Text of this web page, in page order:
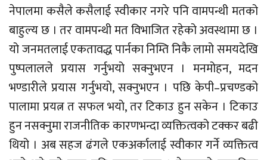
नेपालमा कसैले कसैलाई स्वीकार नगरे पनि वामपन्थी मतको
बाहुल्य छ । तर वामपन्थी मत विभाजित रहेको अवस्थामा छ ।
यो जनमतलाई एकतावद्ध पार्नका निम्ति निकै लामो समयदेखि
पुष्पलालले प्रयास गर्नुभयो सक्नुभएन । मनमोहन, मदन
भण्डारीले प्रयास गर्नुभयो, सक्नुभएन । पछि केपी–प्रचण्डको
पालामा प्रयत्न त सफल भयो, तर टिकाउ हुन सकेन । टिकाउ
हुन नसक्नुमा राजनीतिक कारणभन्दा व्यक्तित्वको टक्कर बढी
थियो । अब सहज ढंगले एकअर्कालाई स्वीकार गर्ने व्यक्तित्व